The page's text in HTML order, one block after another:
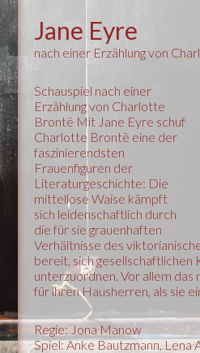
Jane Eyre
nach einer Erzählung von
Schauspiel nach einer
Erzählung von Charlotte
Brontë Mit Jane Eyre schuf
Charlotte Brontë eine der
faszinierendsten
Frauenfiguren der
Literaturgeschichte: Die
mittellose Waise kämpft
sich leidenschaftlich durch
die für sie grauenhaften
Verhältnisse des
bereit, sich gesellschaftlichen
unterzuordnen. Vor allem
für ihren Hausherren, als sie
Regie: Jona Manow
Spiel: Anke Bautzmann, Lena